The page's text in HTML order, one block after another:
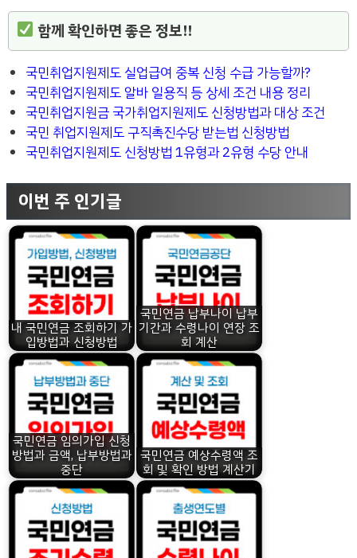
함께 확인하면 좋은 정보!!
국민취업지원제도 실업급여 중복 신청 수급 가능할까?
국민취업지원제도 알바 일용직 등 상세 조건 내용 정리
국민취업지원금 국가취업지원제도 신청방법과 대상 조건
국민 취업지원제도 구직촉진수당 받는법 신청방법
국민취업지원제도 신청방법 1유형과 2유형 수당 안내
이번 주 인기글
내 국민연금 조회하기 가
입방법과 신청방법
국민연금 납부나이 납부
기간과 수령나이 연장 조
회 계산
국민연금 임의가입 신청
방법과 금액, 납부방법과
중단
국민연금 예상수령액 조
회 및 확인 방법 계산기